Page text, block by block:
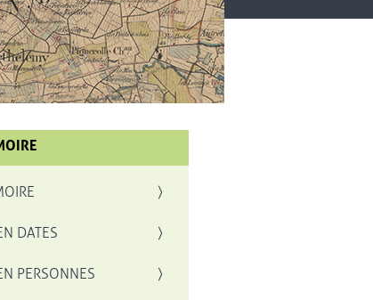
DATES
PERSONNES